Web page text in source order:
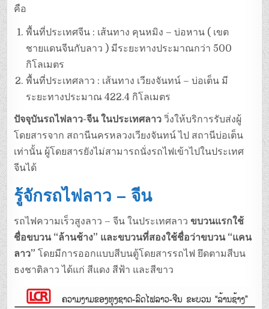
คือ
พื้นที่ประเทศจีน : เส้นทาง คุนหมิง – บ่อหาน ( เขต
ชายแดนจีนกับลาว ) มีระยะทางประมาณกว่า 500
กิโลเมตร
พื้นที่ประเทศลาว : เส้นทาง เวียงจันทน์ – บ่อเต็น มี
ระยะทางประมาณ 422.4 กิโลเมตร
ปัจจุบันรถไฟลาว-จีน ในประเทศลาว วิ่งให้บริการรับส่งผู้
โดยสารจาก สถานีนครหลวงเวียงจันทน์ ไป สถานีบ่อเต็น
เท่านั้น ผู้โดยสารยังไม่สามารถนั่งรถไฟเข้าไปในประเทศ
จีนได้
รู้จักรถไฟลาว – จีน
รถไฟความเร็วสูงลาว – จีน ในประเทศลาวขบวนแรกใช้
ชื่อขบวน “ล้านช้าง” และขบวนที่สองใช้ชื่อว่าขบวน “แคน
ลาว” โดยมีการออกแบบสีบนตู้โดยสารรถไฟ ยึดตามสีบน
ธงชาติลาว ได้แก่ สีแดง สีฟ้า และสีขาว